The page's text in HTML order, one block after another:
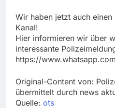
Wir haben jetzt auch
Kanal!
Hier informieren wir über
interessante
https://
Original-Content von:
übermittelt durch news
Quelle: ots